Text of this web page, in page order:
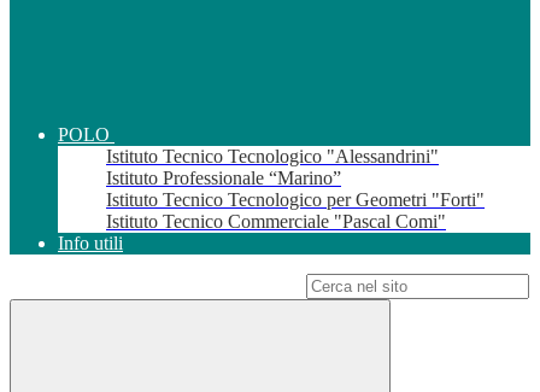
POLO
Istituto Tecnico Tecnologico "Alessandrini"
Istituto Professionale “Marino”
Istituto Tecnico Tecnologico per Geometri "Forti"
Istituto Tecnico Commerciale "Pascal Comi"
Info utili